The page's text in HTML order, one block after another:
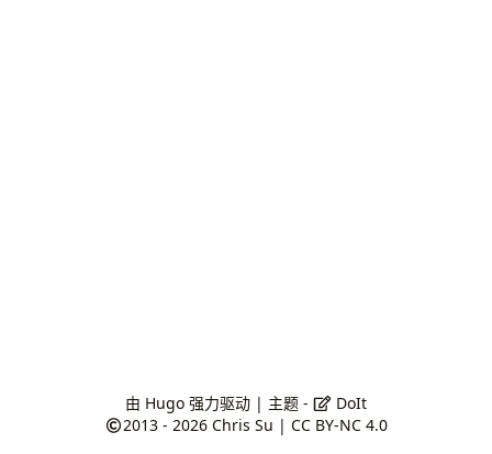
由 Hugo强力驱动 | 主题 -
DoIt
2013 - 2026 Chris Su |CC BY-NC 4.0